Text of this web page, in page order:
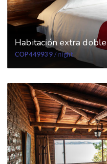
Habitación extra doble
COP449939/ night